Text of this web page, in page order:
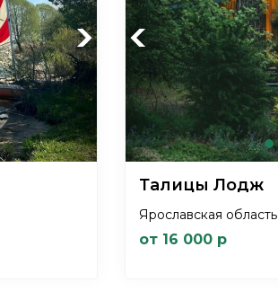
Next Previous
Талицы Лодж
Ярославская область
от 16 000 р